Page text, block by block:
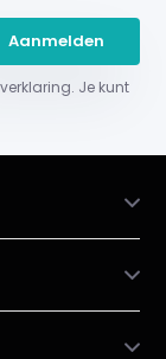
Aanmelden
Je kunt